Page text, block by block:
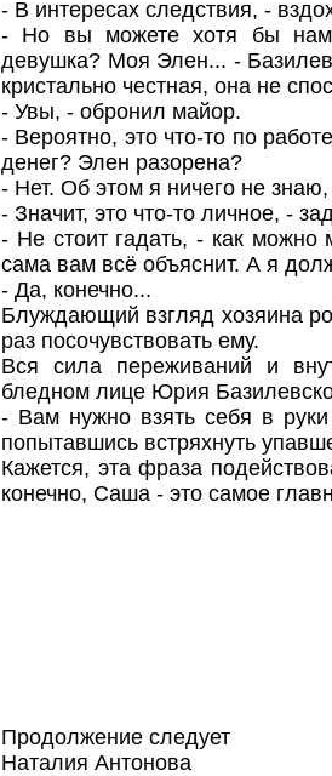
- В интересах следствия, -
- Но вы можете хотя бы
девушка? Моя Элен... -
кристально честная, она не
- Увы, - обронил майор.
- Вероятно, это что-то по
денег? Элен разорена?
- Нет. Об этом я ничего не
- Значит, это что-то личное, -
- Не стоит гадать, - как можно
сама вам всё объяснит. А я
- Да, конечно...
Блуждающий взгляд хозяина
раз посочувствовать ему.
Вся сила переживаний и
бледном лице Юрия
- Вам нужно взять себя в
попытавшись встряхнуть
Кажется, эта фраза
конечно, Саша - это самое
Продолжение следует
Наталия Антонова